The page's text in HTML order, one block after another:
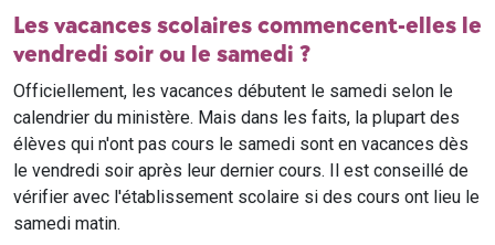
Les vacances scolaires commencent-elles le
vendredi soir ou le samedi ?
Officiellement, les vacances débutent le samedi selon le
calendrier du ministère. Mais dans les faits, la plupart des
élèves qui n'ont pas cours le samedi sont en vacances dès
le vendredi soir après leur dernier cours. Il est conseillé de
vérifier avec l'établissement scolaire si des cours ont lieu le
samedi matin.